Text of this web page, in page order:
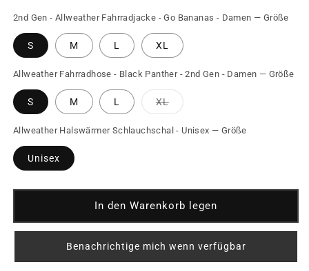
2nd Gen - Allweather Fahrradjacke - Go Bananas - Damen — Größe
S M L XL
Allweather Fahrradhose - Black Panther - 2nd Gen - Damen — Größe
S M L XLVariante
ausverkauft
nicht
Allweather Halswärmer Schlauchschal - Unisex — Größe
Unisex
In den Warenkorb legen
Benachrichtige mich wenn verfügbar